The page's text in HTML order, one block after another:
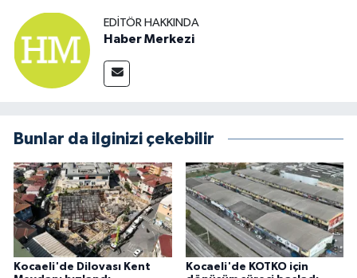
EDITÖR HAKKINDA
Haber Merkezi
Bunlar da ilginizi çekebilir
Kocaeli'de Dilovası Kent
Kocaeli'de KOTKO için